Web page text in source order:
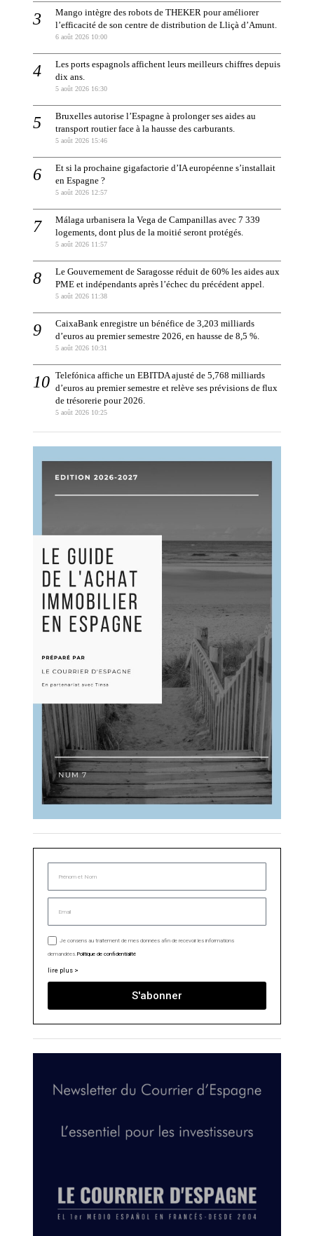
Mango intègre des robots de THEKER pour améliorer
l’efficacité de son centre de distribution de Lliçà d’Amunt.
6 août 2026 10:00
Les ports espagnols affichent leurs meilleurs chiffres depuis
dix ans.
5 août 2026 16:30
Bruxelles autorise l’Espagne à prolonger ses aides au
transport routier face à la hausse des carburants.
5 août 2026 15:46
Et si la prochaine gigafactorie d’IA européenne s’installait
en Espagne ?
5 août 2026 12:57
Málaga urbanisera la Vega de Campanillas avec 7 339
logements, dont plus de la moitié seront protégés.
5 août 2026 11:57
Le Gouvernement de Saragosse réduit de 60% les aides aux
PME et indépendants après l’échec du précédent appel.
5 août 2026 11:38
CaixaBank enregistre un bénéfice de 3,203 milliards
d’euros au premier semestre 2026, en hausse de 8,5 %.
5 août 2026 10:31
Telefónica affiche un EBITDA ajusté de 5,768 milliards
d’euros au premier semestre et relève ses prévisions de flux
de trésorerie pour 2026.
5 août 2026 10:25
Je consens au traitement de mes données afin de recevoir les informations
demandées.Politique de confidentialité
lire plus >
S'abonner